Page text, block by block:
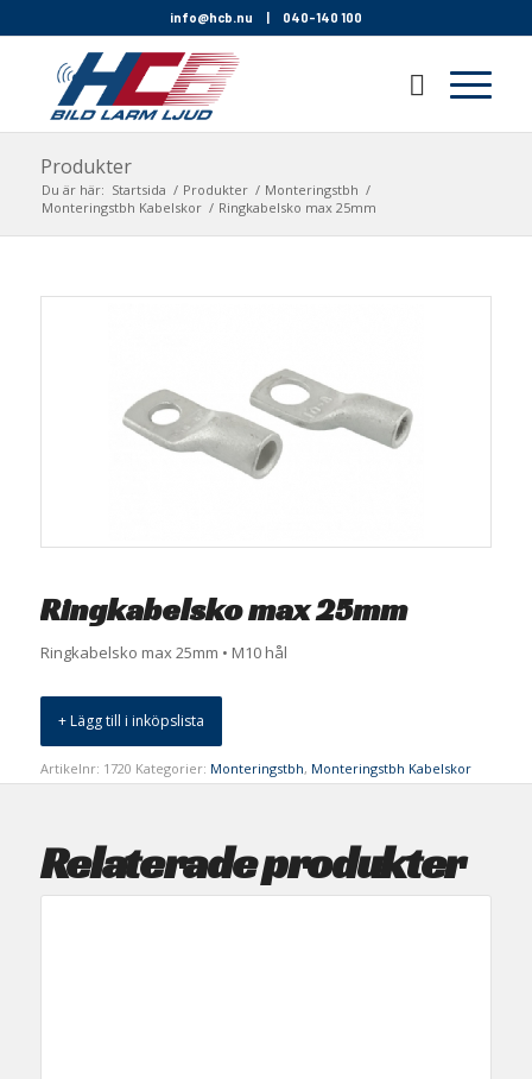
info@hcb.nu | 040-140 100
Produkter
Du är här: Startsida / Produkter / Monteringstbh /
Monteringstbh Kabelskor / Ringkabelsko max 25mm
Ringkabelsko max 25mm
Ringkabelsko max 25mm • M10 hål
+ Lägg till i inköpslista
Artikelnr: 1720 Kategorier: Monteringstbh, Monteringstbh Kabelskor
Relaterade produkter